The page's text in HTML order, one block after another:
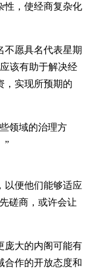
性，使经商复杂化
不愿具名代表星期
该有助于解决经
，实现所预期的
领域的治理方
”
以便他们能够适应
磋商，或许会让
庞大的内阁可能有
合作的开放态度和